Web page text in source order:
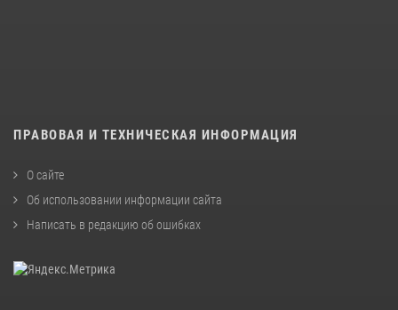
ПРАВОВАЯ И ТЕХНИЧЕСКАЯ ИНФОРМАЦИЯ
О сайте
Об использовании информации сайта
Написать в редакцию об ошибках